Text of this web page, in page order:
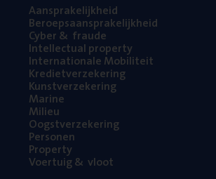
Aan­spra­ke­lijk­heid
Beroeps­aan­spra­ke­lijk­heid
Cyber& fraude
Intel­lec­tu­al property
Inter­na­ti­o­na­le Mobiliteit
Kre­diet­ver­ze­ke­ring
Kunst­ver­ze­ke­ring
Mari­ne
Mili­eu
Oogst­ver­ze­ke­ring
Per­so­nen
Pro­per­ty
Voer­tuig& vloot